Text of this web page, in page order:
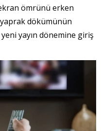
ömrünü erken
dökümünün
yayın dönemine giriş